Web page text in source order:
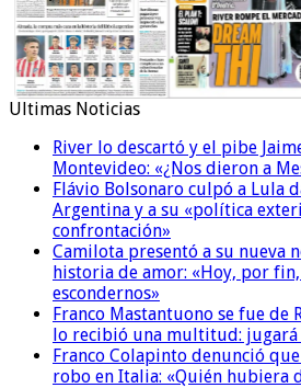
Ultimas Noticias
River lo descartó y el pibe
Montevideo: «¿Nos dieron a
Flávio Bolsonaro culpó a Lula
Argentina y a su «política
confrontación»
Camilota presentó a su nueva
historia de amor: «Hoy, por
escondernos»
Franco Mastantuono se fue de
lo recibió una multitud: jugará
Franco Colapinto denunció
robo en Italia: «Quién hubiera